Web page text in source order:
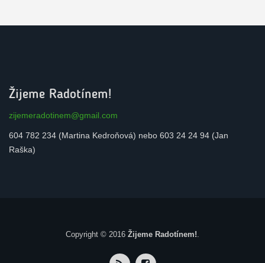
Žijeme Radotínem!
zijemeradotinem@gmail.com
604 782 234 (Martina Kedroňová) nebo 603 24 24 94 (Jan
Raška)
Copyright © 2016 Žijeme Radotínem!